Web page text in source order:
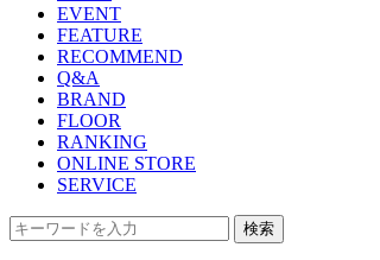
EVENT
FEATURE
RECOMMEND
Q&A
BRAND
FLOOR
RANKING
ONLINE STORE
SERVICE
検索